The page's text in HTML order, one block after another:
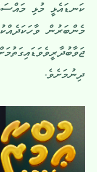
ކަނޑައެޅީ މުޅި
ދިނުމަށެވެ.